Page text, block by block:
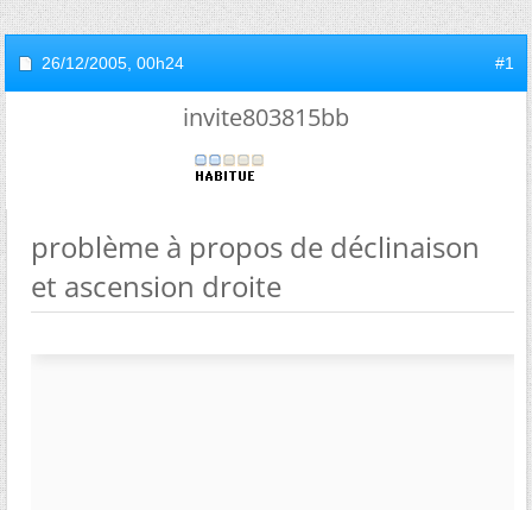
26/12/2005, 00h24 #1
invite803815bb
problème à propos de déclinaison
et ascension droite